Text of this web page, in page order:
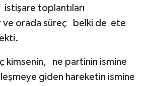
toplantıları
ve orada süreç belki de ete
kimsenin, ne partinin ismine
giden hareketin ismine